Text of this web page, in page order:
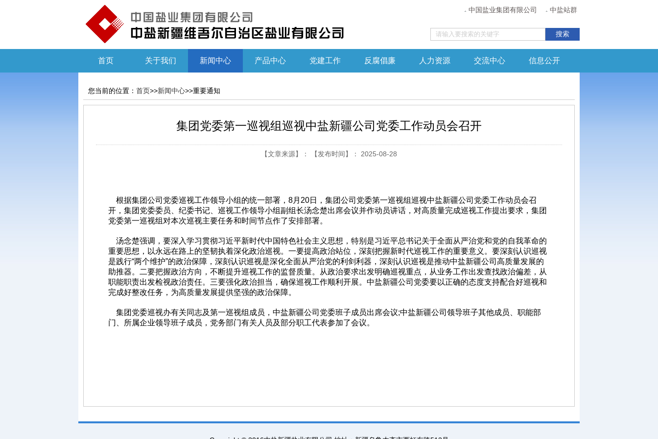
中国盐业集团有限公司 中盐站群
首页 关于我们 新闻中心 产品中心 党建工作 反腐倡廉 人力资源 交流中心 信息公开
您当前的位置： 首页>>新闻中心>>重要通知
集团党委第一巡视组巡视中盐新疆公司党委工作动员会召开
【文章来源】： 【发布时间】： 2025-08-28
根据集团公司党委巡视工作领导小组的统一部署，8月20日，集团公司党委第一巡视组巡视中盐新疆公司党委工作动员会召
开，集团党委委员、纪委书记、巡视工作领导小组副组长汤念楚出席会议并作动员讲话，对高质量完成巡视工作提出要求，集团
党委第一巡视组对本次巡视主要任务和时间节点作了安排部署。
汤念楚强调，要深入学习贯彻习近平新时代中国特色社会主义思想，特别是习近平总书记关于全面从严治党和党的自我革命的
重要思想，以永远在路上的坚韧执着深化政治巡视。一要提高政治站位，深刻把握新时代巡视工作的重要意义。要深刻认识巡视
是践行“两个维护”的政治保障，深刻认识巡视是深化全面从严治党的利剑利器，深刻认识巡视是推动中盐新疆公司高质量发展的
助推器。二要把握政治方向，不断提升巡视工作的监督质量。从政治要求出发明确巡视重点，从业务工作出发查找政治偏差，从
职能职责出发检视政治责任。三要强化政治担当，确保巡视工作顺利开展。中盐新疆公司党委要以正确的态度支持配合好巡视和
完成好整改任务，为高质量发展提供坚强的政治保障。
集团党委巡视办有关同志及第一巡视组成员，中盐新疆公司党委班子成员出席会议;中盐新疆公司领导班子其他成员、职能部
门、所属企业领导班子成员，党务部门有关人员及部分职工代表参加了会议。